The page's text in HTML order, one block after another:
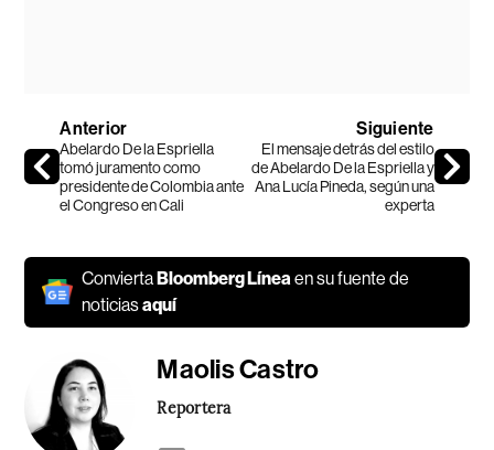
Anterior
Abelardo De la Espriella
tomó juramento como
presidente de Colombia ante
el Congreso en Cali
Siguiente
El mensaje detrás del estilo
de Abelardo De la Espriella y
Ana Lucía Pineda, según una
experta
ConviertaBloomberg Línea en su fuente de
noticiasaquí
Maolis Castro
Reportera